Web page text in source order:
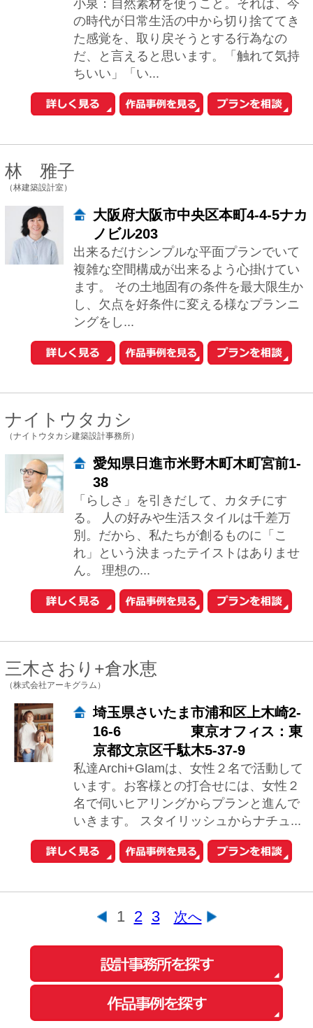
私達Archi+Glamは、女性２名で活動して
います。お客様との打合せには、女性２
名で伺いヒアリングからプランと進んで
いきます。 スタイリッシュからナチュ...
1 2 3 次へ
おウチの耐震診断が自分でできる
iPhoneアプリ「耐震コロコロ。」
をリリースしました！
住まいの関連サイトへ
工務店とリフォーム
土地を探す
中古一戸建てを探す
新築マンションを探す
新築一戸建てを探す
住まいの売却・査定依頼
賃貸マンション・
アパートを探す
会社概要
ご利用規約
Copyright© O-uccino, Inc. All Rights Reserved.